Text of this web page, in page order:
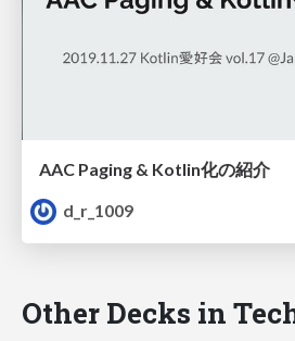
AAC Paging & Kotlin化の紹介
d_r_1009
Other Decks in